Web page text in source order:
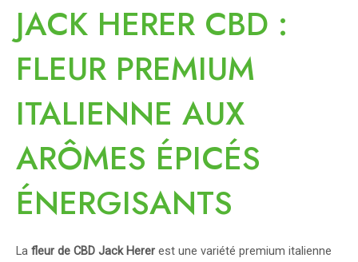
JACK HERER CBD :
FLEUR PREMIUM
ITALIENNE AUX
ARÔMES ÉPICÉS
ÉNERGISANTS
La fleur de CBD Jack Herer est une variété premium italienne